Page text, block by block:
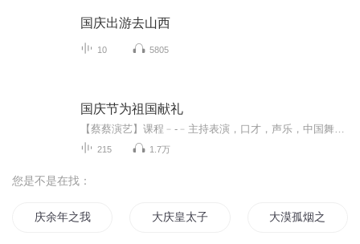
国庆出游去山西
10 5805
国庆节为祖国献礼
215 1.7万
您是不是在找：
庆余年之我叫王启年 大庆皇太子 大漠孤烟之庆丰城